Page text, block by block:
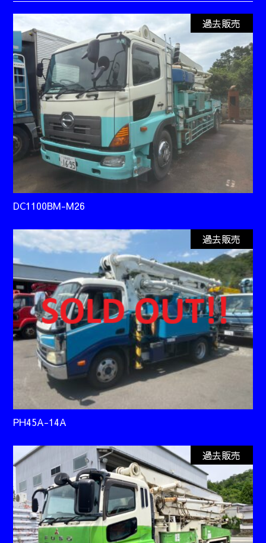
過去販売
DC1100BM-M26
過去販売
PH45A-14A
過去販売